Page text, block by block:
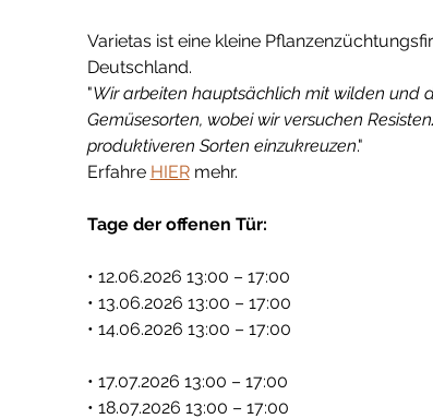
Varietas ist eine kleine
Deutschland.
"Wir arbeiten hauptsächlich mit wilden und
Gemüsesorten, wobei wir versuchen
produktiveren Sorten einzukreuzen."
Erfahre HIER mehr.
Tage der offenen Tür:
• 12.06.2026 13:00 – 17:00
• 13.06.2026 13:00 – 17:00
• 14.06.2026 13:00 – 17:00
• 17.07.2026 13:00 – 17:00
• 18.07.2026 13:00 – 17:00